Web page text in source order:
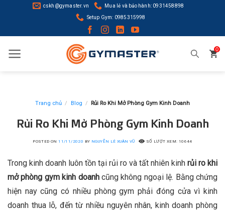
cskh@gymaster.vn Mua lẻ và bảo hành: 0931458898
Setup Gym: 0985315998
0
Trang chủ / Blog / Rủi Ro Khi Mở Phòng Gym Kinh Doanh
Rủi Ro Khi Mở Phòng Gym Kinh Doanh
POSTED ON11/11/2020 BY NGUYỄN LÊ XUÂN VŨ SỐ LƯỢT XEM: 10644
Trong kinh doanh luôn tồn tại rủi ro và tất nhiên kinh rủi ro khi
mở phòng gym kinh doanhcũng không ngoại lệ. Bằng chứng
hiện nay cũng có nhiều phòng gym phải đóng cửa vì kinh
doanh thua lỗ, đến từ nhiều nguyên nhân, kinh doanh phòng